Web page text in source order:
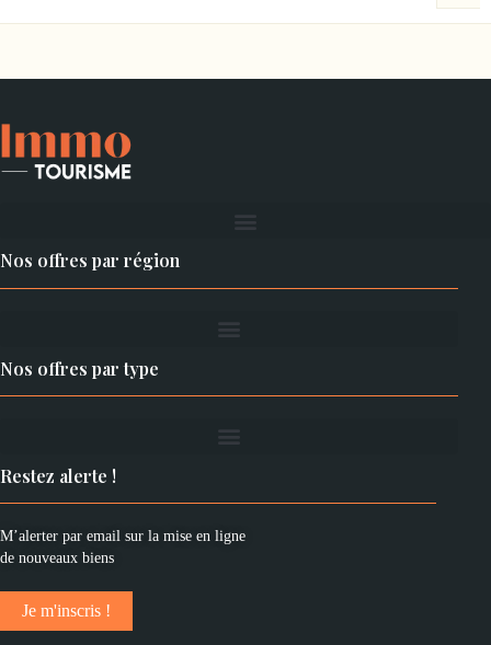
Nos offres par région
Nos offres par type
Restez alerte !
M’alerter par email sur la mise en ligne
de nouveaux biens
Je m'inscris !